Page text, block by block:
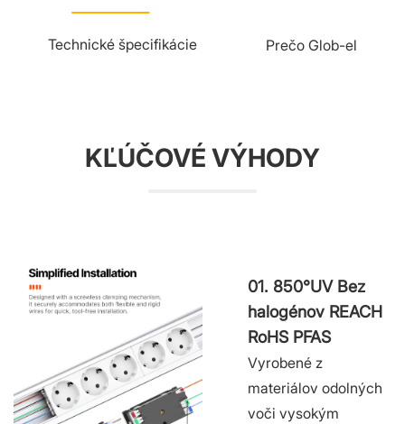
Technické špecifikácie Prečo Glob-el
KĽÚČOVÉ VÝHODY
01. 850°UV Bez
halogénov REACH
RoHS PFAS
Vyrobené z
materiálov odolných
voči vysokým